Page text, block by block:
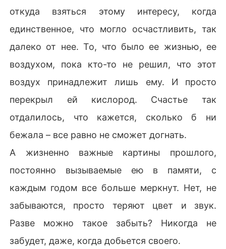
откуда взяться этому интересу, когда
единственное, что могло осчастливить, так
далеко от нее. То, что было ее жизнью, ее
воздухом, пока кто-то не решил, что этот
воздух принадлежит лишь ему. И просто
перекрыл ей кислород. Счастье так
отдалилось, что кажется, сколько б ни
бежала – все равно не сможет догнать.
А жизненно важные картины прошлого,
постоянно вызываемые ею в памяти, с
каждым годом все больше меркнут. Нет, не
забываются, просто теряют цвет и звук.
Разве можно такое забыть? Никогда не
забудет, даже, когда добьется своего.